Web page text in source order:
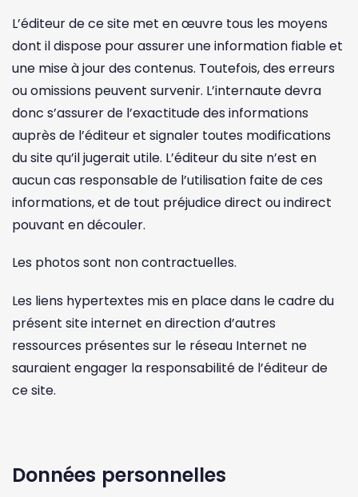
L’éditeur de ce site met en œuvre tous les moyens
dont il dispose pour assurer une information fiable et
une mise à jour des contenus. Toutefois, des erreurs
ou omissions peuvent survenir. L’internaute devra
donc s’assurer de l’exactitude des informations
auprès de l’éditeur et signaler toutes modifications
du site qu’il jugerait utile. L’éditeur du site n’est en
aucun cas responsable de l’utilisation faite de ces
informations, et de tout préjudice direct ou indirect
pouvant en découler.
Les photos sont non contractuelles.
Les liens hypertextes mis en place dans le cadre du
présent site internet en direction d’autres
ressources présentes sur le réseau Internet ne
sauraient engager la responsabilité de l’éditeur de
ce site.
Données personnelles